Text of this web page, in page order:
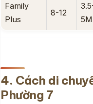
Family
Plus
8-12
5M
4. Cách di
Phường 7